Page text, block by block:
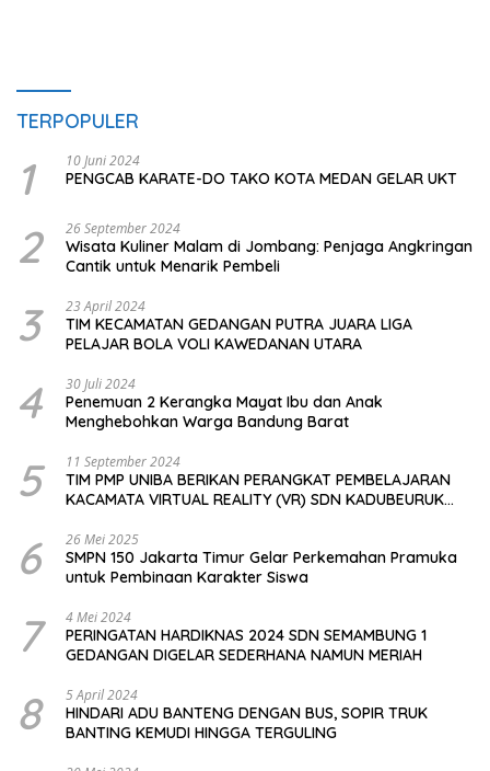
TERPOPULER
1 10 Juni 2024
PENGCAB KARATE-DO TAKO KOTA MEDAN GELAR UKT
2 26 September 2024
Wisata Kuliner Malam di Jombang: Penjaga Angkringan
Cantik untuk Menarik Pembeli
3 23 April 2024
TIM KECAMATAN GEDANGAN PUTRA JUARA LIGA
PELAJAR BOLA VOLI KAWEDANAN UTARA
4 30 Juli 2024
Penemuan 2 Kerangka Mayat Ibu dan Anak
Menghebohkan Warga Bandung Barat
5 11 September 2024
TIM PMP UNIBA BERIKAN PERANGKAT PEMBELAJARAN
KACAMATA VIRTUAL REALITY (VR) SDN KADUBEURUK
6 26 Mei 2025
SMPN 150 Jakarta Timur Gelar Perkemahan Pramuka
untuk Pembinaan Karakter Siswa
7 4 Mei 2024
PERINGATAN HARDIKNAS 2024 SDN SEMAMBUNG 1
GEDANGAN DIGELAR SEDERHANA NAMUN MERIAH
8 5 April 2024
HINDARI ADU BANTENG DENGAN BUS, SOPIR TRUK
BANTING KEMUDI HINGGA TERGULING